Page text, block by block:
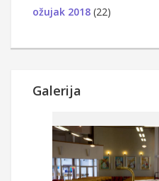
ožujak 2018 (22)
Galerija